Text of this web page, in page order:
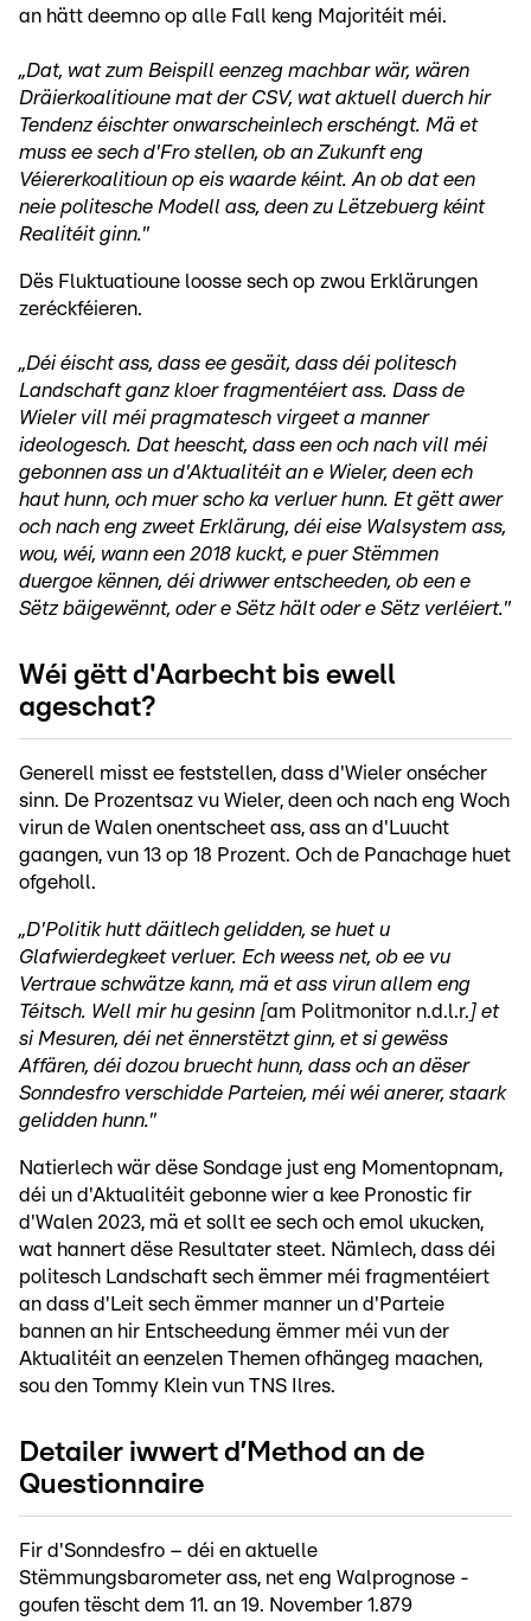
an hätt deemno op alle Fall keng Majoritéit méi.
„Dat, wat zum Beispill eenzeg machbar wär, wären
Dräierkoalitioune mat der CSV, wat aktuell duerch hir
Tendenz éischter onwarscheinlech erschéngt. Mä et
muss ee sech d'Fro stellen, ob an Zukunft eng
Véiererkoalitioun op eis waarde kéint. An ob dat een
neie politesche Modell ass, deen zu Lëtzebuerg kéint
Realitéit ginn."
Dës Fluktuatioune loosse sech op zwou Erklärungen
zeréckféieren.
„Déi éischt ass, dass ee gesäit, dass déi politesch
Landschaft ganz kloer fragmentéiert ass. Dass de
Wieler vill méi pragmatesch virgeet a manner
ideologesch. Dat heescht, dass een och nach vill méi
gebonnen ass un d'Aktualitéit an e Wieler, deen ech
haut hunn, och muer scho ka verluer hunn. Et gëtt awer
och nach eng zweet Erklärung, déi eise Walsystem ass,
wou, wéi, wann een 2018 kuckt, e puer Stëmmen
duergoe kënnen, déi driwwer entscheeden, ob een e
Sëtz bäigewënnt, oder e Sëtz hält oder e Sëtz verléiert."
Wéi gëtt d'Aarbecht bis ewell
ageschat?
Generell misst ee feststellen, dass d'Wieler onsécher
sinn. De Prozentsaz vu Wieler, deen och nach eng Woch
virun de Walen onentscheet ass, ass an d'Luucht
gaangen, vun 13 op 18 Prozent. Och de Panachage huet
ofgeholl.
„D'Politik hutt däitlech gelidden, se huet u
Glafwierdegkeet verluer. Ech weess net, ob ee vu
Vertraue schwätze kann, mä et ass virun allem eng
Téitsch. Well mir hu gesinn [am Politmonitor n.d.l.r.] et
si Mesuren, déi net ënnerstëtzt ginn, et si gewëss
Affären, déi dozou bruecht hunn, dass och an dëser
Sonndesfro verschidde Parteien, méi wéi anerer, staark
gelidden hunn."
Natierlech wär dëse Sondage just eng Momentopnam,
déi un d'Aktualitéit gebonne wier a kee Pronostic fir
d'Walen 2023, mä et sollt ee sech och emol ukucken,
wat hannert dëse Resultater steet. Nämlech, dass déi
politesch Landschaft sech ëmmer méi fragmentéiert
an dass d'Leit sech ëmmer manner un d'Parteie
bannen an hir Entscheedung ëmmer méi vun der
Aktualitéit an eenzelen Themen ofhängeg maachen,
sou den Tommy Klein vun TNS Ilres.
Detailer iwwert d’Method an de
Questionnaire
Fir d'Sonndesfro – déi en aktuelle
Stëmmungsbarometer ass, net eng Walprognose -
goufen tëscht dem 11. an 19. November 1.879